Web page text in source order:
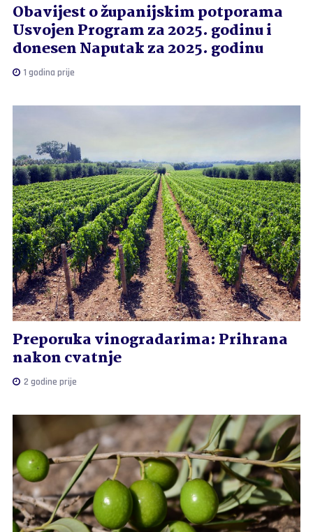
Obavijest o županijskim potporama
Usvojen Program za 2025. godinu i
donesen Naputak za 2025. godinu
1 godina prije
Preporuka vinogradarima: Prihrana
nakon cvatnje
2 godine prije